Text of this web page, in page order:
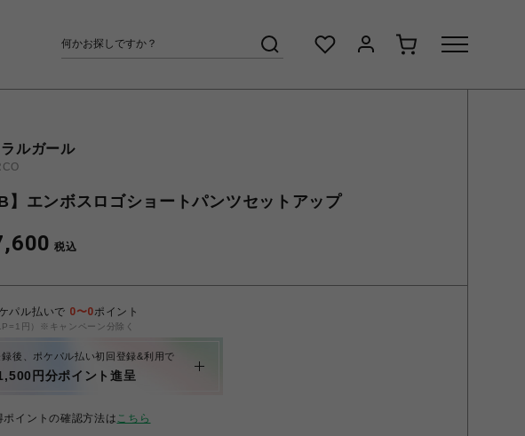
ルガール
】エンボスロゴショートパンツセットアップ
税込
パル払いで 0〜0ポイント
円）※キャンペーン分除く
後、ポケパル払い初回登録&利用で
円分ポイント進呈
ポイントの確認方法はこちら